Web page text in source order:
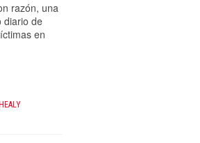
razón, una
diario de
en